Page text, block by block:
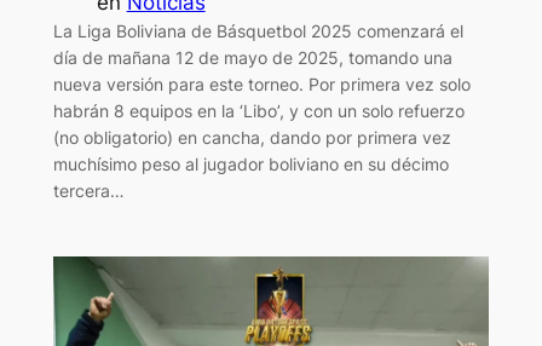
La Liga Boliviana de Básquetbol 2025 comenzará el
día de mañana 12 de mayo de 2025, tomando una
nueva versión para este torneo. Por primera vez solo
habrán 8 equipos en la ‘Libo’, y con un solo refuerzo
(no obligatorio) en cancha, dando por primera vez
muchísimo peso al jugador boliviano en su décimo
tercera…